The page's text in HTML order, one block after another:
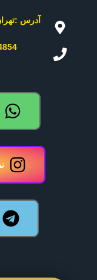
آدرس